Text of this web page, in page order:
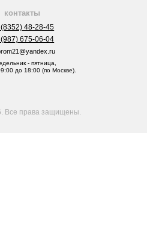
контакты
48-28-45
675-06-04
- пятница,
до 18:00 (по Москве).
права защищены